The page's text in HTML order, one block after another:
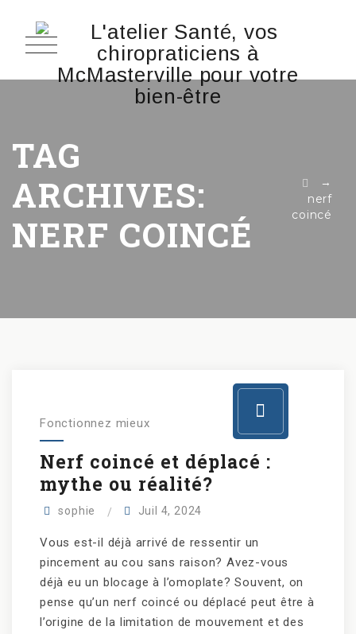
TAG
ARCHIVES:
NERF COINCÉ
→
nerf
coincé
Fonctionnez mieux
Nerf coincé et déplacé :
mythe ou réalité?
sophie Juil 4, 2024
Vous est-il déjà arrivé de ressentir un
pincement au cou sans raison? Avez-vous
déjà eu un blocage à l’omoplate? Souvent, on
pense qu’un nerf coincé ou déplacé peut être à
l’origine de la limitation de mouvement et des